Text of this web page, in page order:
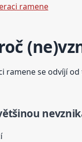
ramene
ramene se odvíjí